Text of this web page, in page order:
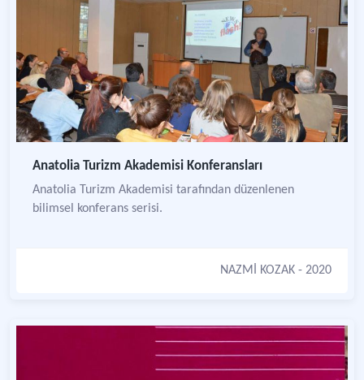
Anatolia Turizm Akademisi Konferansları
Anatolia Turizm Akademisi tarafından düzenlenen
bilimsel konferans serisi.
NAZMİ KOZAK - 2020